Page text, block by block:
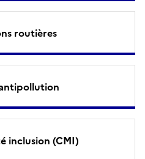
routières
inclusion (CMI)